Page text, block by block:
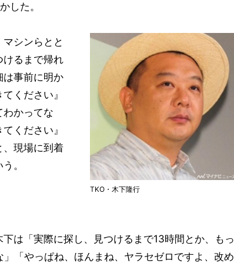
した。
TKO・木下隆行
シンらとと
けるまで帰れ
は事前に明か
ください』
わかってな
ください』
、現場に到着
。
は「実際に探し、見つけるまで13時間とか、もっ
「やっぱね、ほんまね、ヤラセゼロですよ、改め